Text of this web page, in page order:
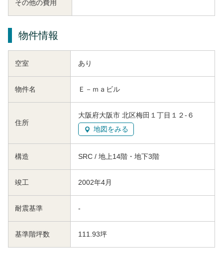
その他の費用
物件情報
空室 あり
物件名 Ｅ－ｍａビル
住所
大阪府大阪市 北区梅田１丁目１２-６
地図をみる
構造 SRC / 地上14階・地下3階
竣工 2002年4月
耐震基準 -
基準階坪数 111.93坪